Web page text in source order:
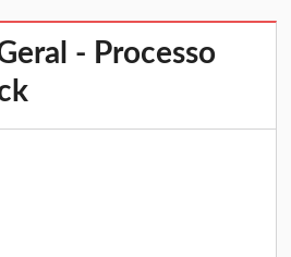
- Processo